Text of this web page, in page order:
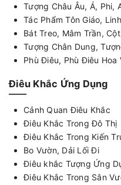
Tượng Châu Âu, Á, Phi,
Tác Phẩm Tôn Giáo,
Bát Treo, Mâm Trần,
Tượng Chân Dung,
Phù Điêu, Phù Điêu Hoa
Điêu Khắc Ứng Dụng
Cảnh Quan Điêu Khắc
Điêu Khắc Trong Đô Thị
Điêu Khắc Trong Kiến
Bo Vườn, Dải Lối Đi
Điêu khắc Tượng Ứng
Điêu Khắc Trong Sân